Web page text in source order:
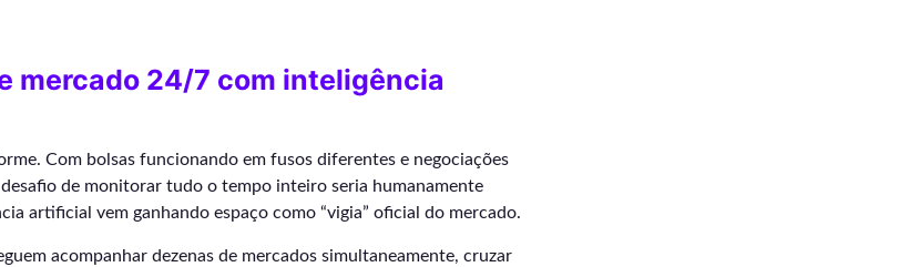
mercado 24/7 com inteligência
Com bolsas funcionando em fusos diferentes e negociações
de monitorar tudo o tempo inteiro seria humanamente
artificial vem ganhando espaço como “vigia” oficial do mercado.
acompanhar dezenas de mercados simultaneamente, cruzar